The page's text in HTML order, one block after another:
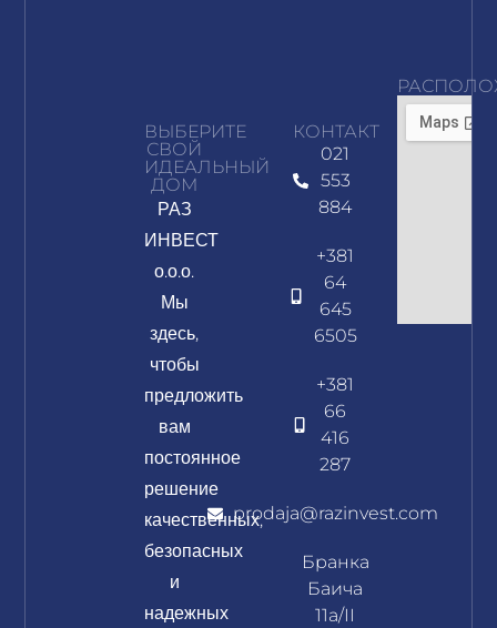
ВЫБЕРИТЕ
СВОЙ
ИДЕАЛЬНЫЙ
ДОМ
РАЗ
ИНВЕСТ
о.о.о.
Мы
здесь,
чтобы
предложить
вам
постоянное
решение
качественных,
безопасных
и
надежных
КОНТАКТ
021
553
884
+381
64
645
6505
+381
66
416
287
prodaja@razinvest.com
Бранка
Баича
11а/II